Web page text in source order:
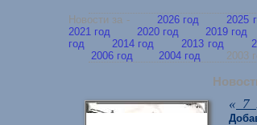
Новости за - 2026 год 2025
2021 год
2020 год 2019 год
год
2014 год 2013 год
2006 год
2004 год 2003
« 7